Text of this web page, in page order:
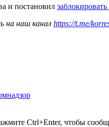
и постановил
на наш канал https://t.me/
Ctrl+Enter, чтобы